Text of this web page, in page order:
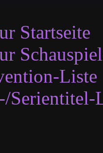
Startseite
Liste
Serientitel-